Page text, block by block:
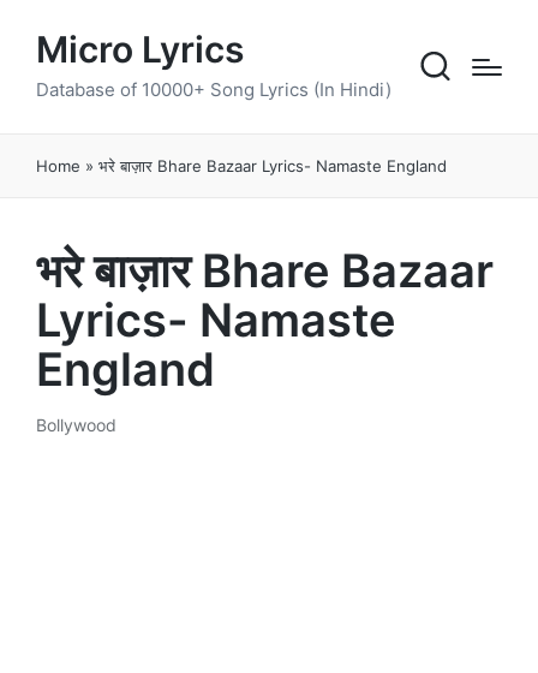
Micro Lyrics
Database of 10000+ Song Lyrics (In Hindi)
Home » भरे बाज़ार Bhare Bazaar Lyrics- Namaste England
भरे बाज़ार Bhare Bazaar
Lyrics- Namaste
England
Posted
Bollywood